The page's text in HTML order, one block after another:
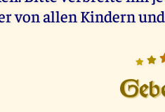
von allen Kindern